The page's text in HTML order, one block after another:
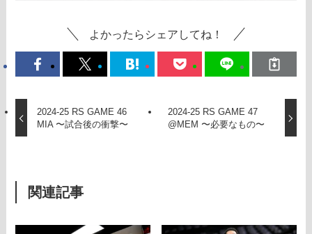
よかったらシェアしてね！
2024-25 RS GAME 46
MIA 〜試合後の衝撃〜
2024-25 RS GAME 47
@MEM 〜必要なもの〜
関連記事